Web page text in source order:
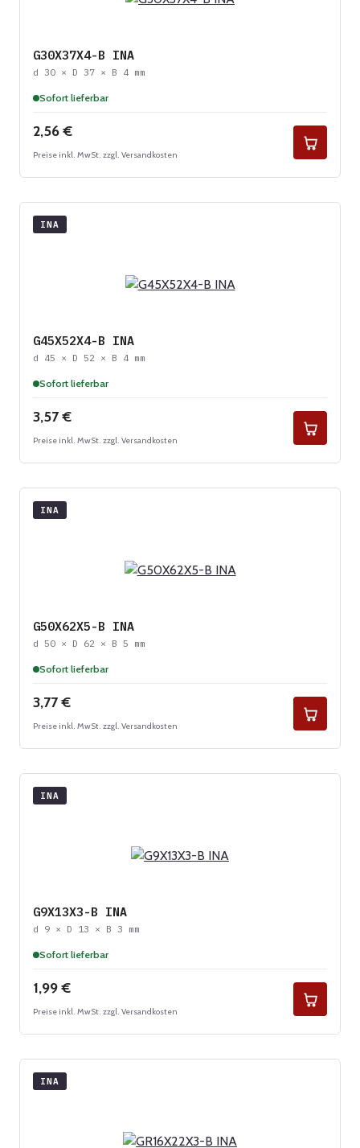
G30X37X4-B INA
d 30 × D 37 × B 4 mm
Sofort lieferbar
Regulärer Preis:
2,56 €
Preise inkl. MwSt. zzgl. Versandkosten
INA
G45X52X4-B INA
d 45 × D 52 × B 4 mm
Sofort lieferbar
Regulärer Preis:
3,57 €
Preise inkl. MwSt. zzgl. Versandkosten
INA
G50X62X5-B INA
d 50 × D 62 × B 5 mm
Sofort lieferbar
Regulärer Preis:
3,77 €
Preise inkl. MwSt. zzgl. Versandkosten
INA
G9X13X3-B INA
d 9 × D 13 × B 3 mm
Sofort lieferbar
Regulärer Preis:
1,99 €
Preise inkl. MwSt. zzgl. Versandkosten
INA